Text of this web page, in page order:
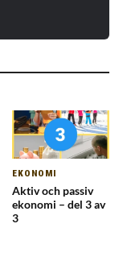
EKONOMI
Aktiv och passiv
ekonomi – del 3 av
3